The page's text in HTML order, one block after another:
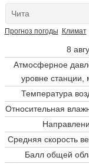
Прогноз погоды Климат
8
Атмосферное
уровне станции,
Температура
Относительная
Средняя скорость
Балл общей